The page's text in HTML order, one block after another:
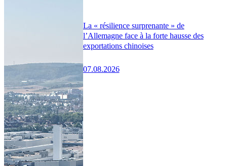
La « résilience surprenante » de
l’Allemagne face à la forte hausse des
exportations chinoises
07.08.2026